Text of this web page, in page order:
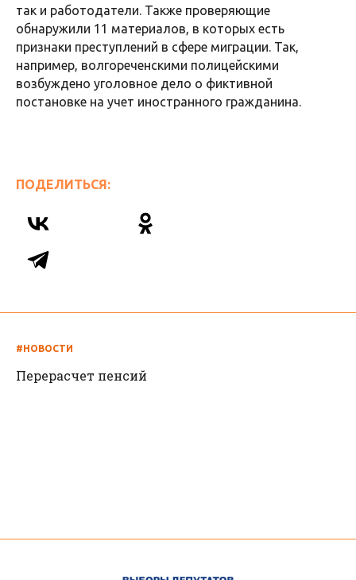
В Костромской области подвели итоги I этапа
Всероссийской операции «Нелегал».
В течение 10 дней сотрудники полиции и ФСБ
посетили места трудоустройства и проживания
мигрантов. В первую очередь, проверяли наличие
так и работодатели. Также проверяющие
обнаружили 11 материалов, в которых есть
признаки преступлений в сфере миграции. Так,
возбуждено уголовное дело о фиктивной